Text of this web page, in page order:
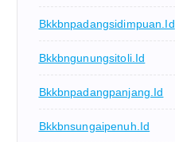
Bkkbnpadangsidimpuan.id
Bkkbngunungsitoli.id
Bkkbnpadangpanjang.id
Bkkbnsungaipenuh.id